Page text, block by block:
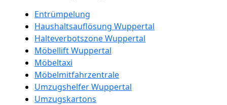
Entrümpelung
Haushaltsauflösung Wuppertal
Halteverbotszone Wuppertal
Möbellift Wuppertal
Möbeltaxi
Möbelmitfahrzentrale
Umzugshelfer Wuppertal
Umzugskartons